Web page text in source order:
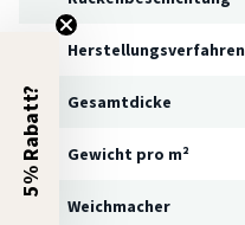
Herstellungsverfahren
Gesamtdicke
Gewicht pro m²
Weichmacher
5% Rabatt?